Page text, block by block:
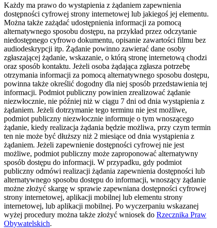
Każdy ma prawo do wystąpienia z żądaniem zapewnienia
dostępności cyfrowej strony internetowej lub jakiegoś jej elementu.
Można także zażądać udostępnienia informacji za pomocą
alternatywnego sposobu dostępu, na przykład przez odczytanie
niedostępnego cyfrowo dokumentu, opisanie zawartości filmu bez
audiodeskrypcji itp. Żądanie powinno zawierać dane osoby
zgłaszającej żądanie, wskazanie, o którą stronę internetową chodzi
oraz sposób kontaktu. Jeżeli osoba żądająca zgłasza potrzebę
otrzymania informacji za pomocą alternatywnego sposobu dostępu,
powinna także określić dogodny dla niej sposób przedstawienia tej
informacji. Podmiot publiczny powinien zrealizować żądanie
niezwłocznie, nie później niż w ciągu 7 dni od dnia wystąpienia z
żądaniem. Jeżeli dotrzymanie tego terminu nie jest możliwe,
podmiot publiczny niezwłocznie informuje o tym wnoszącego
żądanie, kiedy realizacja żądania będzie możliwa, przy czym termin
ten nie może być dłuższy niż 2 miesiące od dnia wystąpienia z
żądaniem. Jeżeli zapewnienie dostępności cyfrowej nie jest
możliwe, podmiot publiczny może zaproponować alternatywny
sposób dostępu do informacji. W przypadku, gdy podmiot
publiczny odmówi realizacji żądania zapewnienia dostępności lub
alternatywnego sposobu dostępu do informacji, wnoszący żądanie
możne złożyć skargę w sprawie zapewniana dostępności cyfrowej
strony internetowej, aplikacji mobilnej lub elementu strony
internetowej, lub aplikacji mobilnej. Po wyczerpaniu wskazanej
wyżej procedury można także złożyć wniosek do Rzecznika Praw
Obywatelskich.